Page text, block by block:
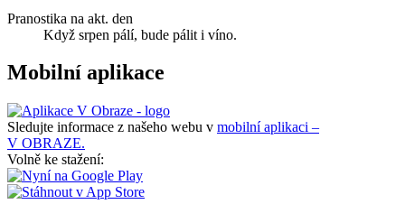
Pranostika na akt. den
Když srpen pálí, bude pálit i víno.
Mobilní aplikace
Sledujte informace z našeho webu v mobilní aplikaci –
V OBRAZE.
Volně ke stažení: